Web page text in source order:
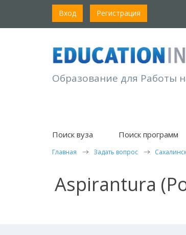
Вход Регистрация
Образование для Работы
Поиск вуза Поиск программ
Главная Задать вопрос
Aspirantura